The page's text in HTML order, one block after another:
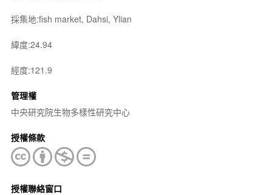
採集地:fish market, Dahsi, Ylian
緯度:24.94
經度:121.9
管理權
中央研究院生物多樣性研究中心
授權條款
授權聯絡窗口